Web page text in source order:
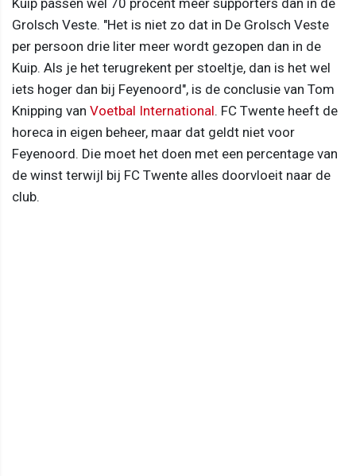
Grolsch Veste. "Het is niet zo dat in De Grolsch Veste
per persoon drie liter meer wordt gezopen dan in de
Kuip. Als je het terugrekent per stoeltje, dan is het wel
iets hoger dan bij Feyenoord", is de conclusie van Tom
Knipping van Voetbal International. FC Twente heeft de
horeca in eigen beheer, maar dat geldt niet voor
Feyenoord. Die moet het doen met een percentage van
de winst terwijl bij FC Twente alles doorvloeit naar de
club.